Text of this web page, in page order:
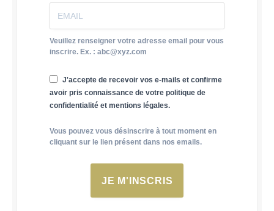
Veuillez renseigner votre adresse email pour vous
inscrire. Ex. : abc@xyz.com
J'accepte de recevoir vos e-mails et confirme
avoir pris connaissance de votre politique de
confidentialité et mentions légales.
Vous pouvez vous désinscrire à tout moment en
cliquant sur le lien présent dans nos emails.
JE M'INSCRIS